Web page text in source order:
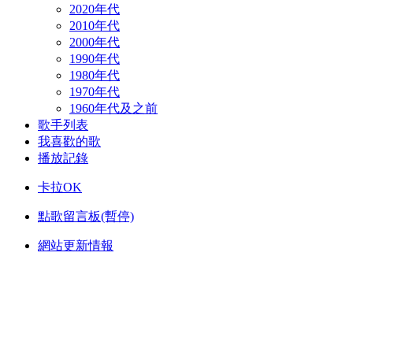
2020年代
2010年代
2000年代
1990年代
1980年代
1970年代
1960年代及之前
歌手列表
我喜歡的歌
播放記錄
卡拉OK
點歌留言板(暫停)
網站更新情報